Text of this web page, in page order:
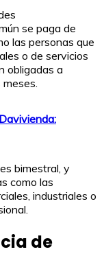
se paga de
las personas que
o de servicios
obligadas a
bimestral, y
como las
industriales o
de